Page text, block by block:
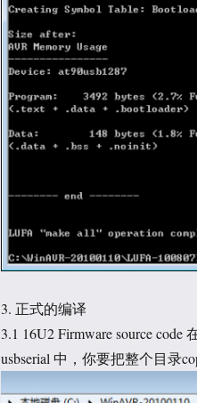
3. 正式的编译
3.1 16U2 Firmware source code
usbserial 中，你要把整个目录